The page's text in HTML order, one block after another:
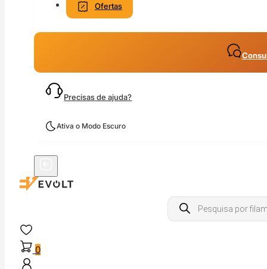
Ofertas
Precisas de ajuda?
Ativa o Modo Escuro
Products
search
0